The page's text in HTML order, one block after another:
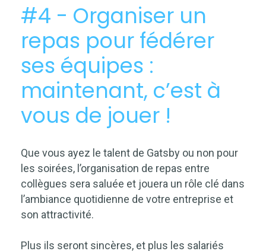
#4 - Organiser un
repas pour fédérer
ses équipes :
maintenant, c’est à
vous de jouer !
Que vous ayez le talent de Gatsby ou non pour
les soirées, l’organisation de repas entre
collègues sera saluée et jouera un rôle clé dans
l’ambiance quotidienne de votre entreprise et
son attractivité.
Plus ils seront sincères, et plus les salariés